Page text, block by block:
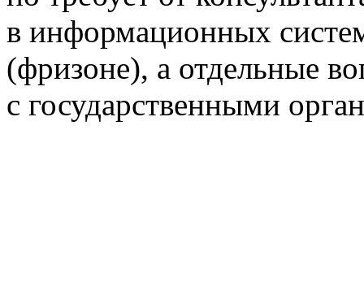
в информационных
(фризоне), а отдельные
с государственными